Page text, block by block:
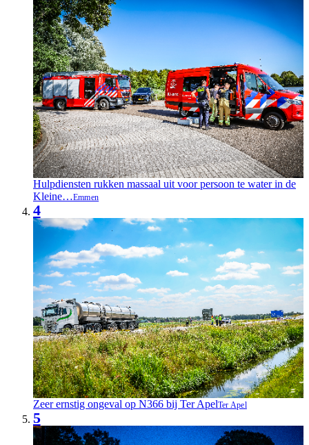
Hulpdiensten rukken massaal uit voor persoon te water in de
Kleine…Emmen
4
Zeer ernstig ongeval op N366 bij Ter ApelTer Apel
5